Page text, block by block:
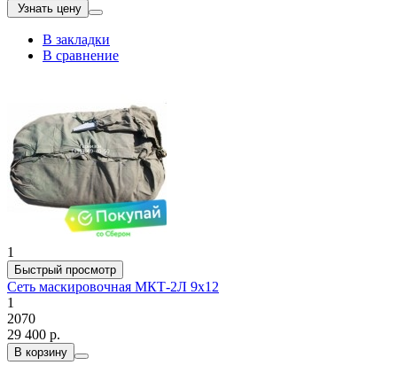
Узнать цену
В закладки
В сравнение
1
Быстрый просмотр
Сеть маскировочная МКТ-2Л 9х12
1
2070
29 400 р.
В корзину